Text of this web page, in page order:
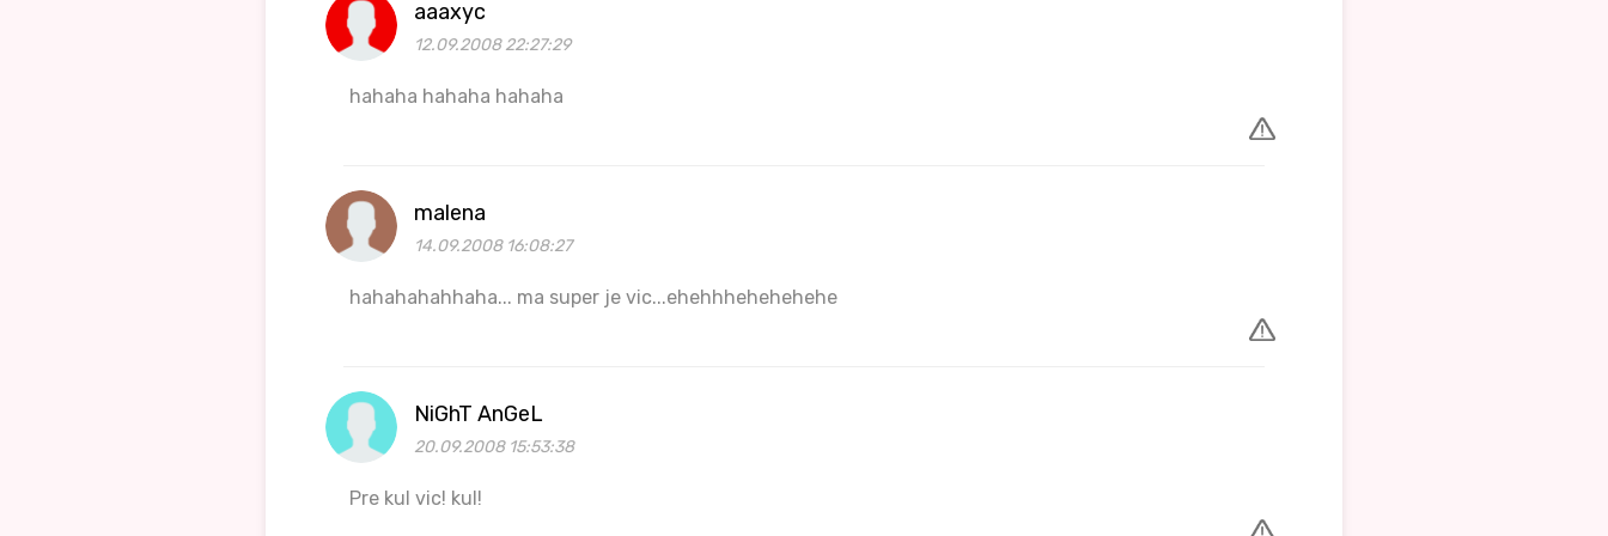
aaaxyc
12.09.2008 22:27:29
hahaha hahaha hahaha
malena
14.09.2008 16:08:27
hahahahahhaha... ma super je vic...ehehhhehehehehe
NiGhT AnGeL
20.09.2008 15:53:38
Pre kul vic! kul!